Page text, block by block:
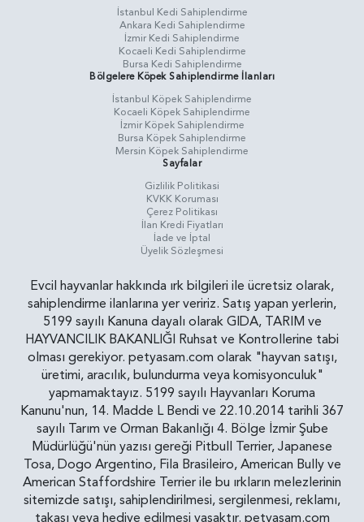
İstanbul Kedi Sahiplendirme
Ankara Kedi Sahiplendirme
İzmir Kedi Sahiplendirme
Kocaeli Kedi Sahiplendirme
Bursa Kedi Sahiplendirme
Bölgelere Köpek Sahiplendirme İlanları
İstanbul Köpek Sahiplendirme
Kocaeli Köpek Sahiplendirme
İzmir Köpek Sahiplendirme
Bursa Köpek Sahiplendirme
Mersin Köpek Sahiplendirme
Sayfalar
Gizlilik Politikasi
KVKK Koruması
Çerez Politikası
İlan Kredi Fiyatları
İade ve İptal
Üyelik Sözleşmesi
Evcil hayvanlar hakkında ırk bilgileri ile ücretsiz olarak,
sahiplendirme ilanlarına yer veririz. Satış yapan yerlerin,
5199 sayılı Kanuna dayalı olarak GIDA, TARIM ve
HAYVANCILIK BAKANLIĞI Ruhsat ve Kontrollerine tabi
olması gerekiyor. petyasam.com olarak "hayvan satışı,
üretimi, aracılık, bulundurma veya komisyonculuk"
yapmamaktayız. 5199 sayılı Hayvanları Koruma
Kanunu'nun, 14. Madde L Bendi ve 22.10.2014 tarihli 367
sayılı Tarım ve Orman Bakanlığı 4. Bölge İzmir Şube
Müdürlüğü'nün yazısı gereği Pitbull Terrier, Japanese
Tosa, Dogo Argentino, Fila Brasileiro, American Bully ve
American Staffordshire Terrier ile bu ırkların melezlerinin
sitemizde satışı, sahiplendirilmesi, sergilenmesi, reklamı,
takası veya hediye edilmesi yasaktır. petyasam.com